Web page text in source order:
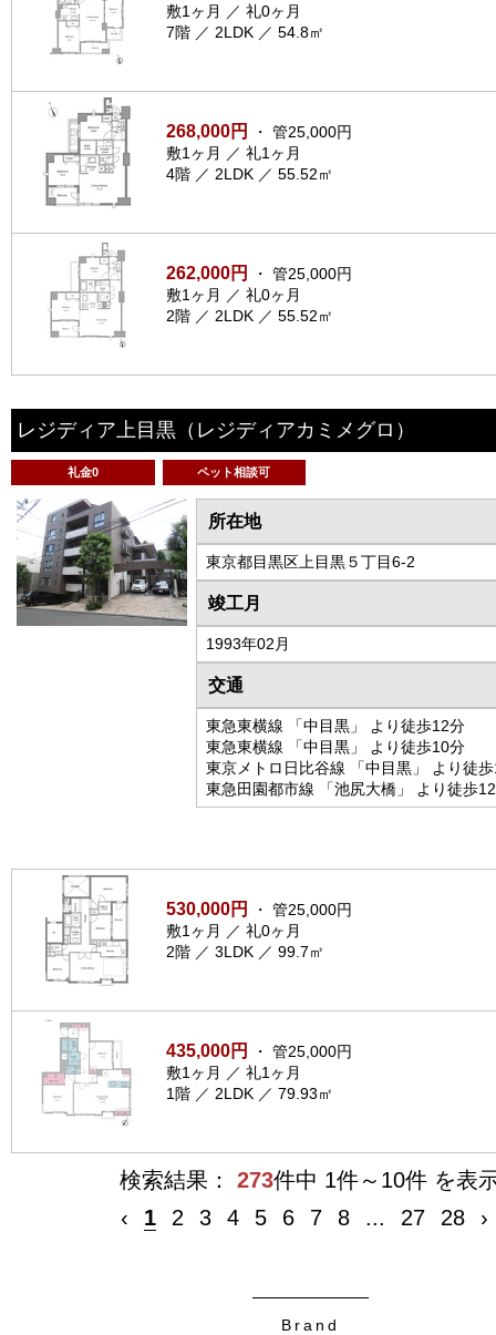
敷1ヶ月 ／ 礼0ヶ月
7階 ／ 2LDK ／ 54.8㎡
268,000円
・ 管25,000円
敷1ヶ月 ／ 礼1ヶ月
4階 ／ 2LDK ／ 55.52㎡
262,000円
・ 管25,000円
敷1ヶ月 ／ 礼0ヶ月
2階 ／ 2LDK ／ 55.52㎡
レジディア上目黒 （レジディアカミメグロ）
礼金0 ペット相談可
所在地
東京都目黒区上目黒５丁目6-2
竣工月
1993年02月
交通
東急東横線 「中目黒」 より徒歩12分
東急東横線 「中目黒」 より徒歩10分
東京メトロ日比谷線 「中目黒」 より徒
東急田園都市線 「池尻大橋」 より徒歩
530,000円
・ 管25,000円
敷1ヶ月 ／ 礼0ヶ月
2階 ／ 3LDK ／ 99.7㎡
435,000円
・ 管25,000円
敷1ヶ月 ／ 礼1ヶ月
1階 ／ 2LDK ／ 79.93㎡
検索結果： 273件中 1件～10件 を表
‹
1 2 3 4 5 6 7 8 ... 27 28 ›
Brand